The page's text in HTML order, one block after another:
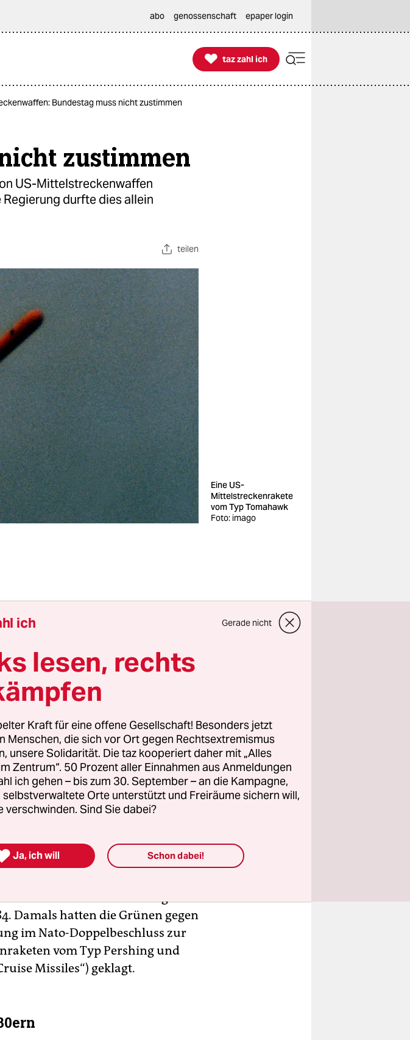
abo genossenschaft epaper login

taz zahl ich
taz zahl ich
Bundestag muss nicht zustimmen
zustimmen
US-Mittelstreckenwaffen
durfte dies allein
teilen
Eine US-
Mittelstreckenrakete
vom Typ Tomahawk
Foto: imago
neuer US-Raketen in
Schluss kommt ein
Dienstes des Bundestags. Es
Abgeordneten Joana
ist einegemeinsame Erklärung
von Anfang Juni. Ab 2026
US-Mittelstreckenraketen vom
und noch zu
werden. Diese Aufrüstung
Gebiet, etwa im Baltikum,
fand nicht zuletzt in
der Bundestag die
von Raketen, die bis weit
könnten und eine derartige
Damals hatten die Grünen gegen
im Nato-Doppelbeschluss zur
vom Typ Pershing und
Missiles“) geklagt.
ich Gerade nicht
lesen, rechts
Kraft für eine offene Gesellschaft! Besonders jetzt
Menschen, die sich vor Ort gegen Rechtsextremismus
unsere Solidarität. Die taz kooperiert daher mit „Alles
Zentrum“. 50 Prozent aller Einnahmen aus Anmeldungen
ich gehen – bis zum 30. September – an die Kampagne,
selbstverwaltete Orte unterstützt und Freiräume sichern will,
verschwinden. Sind Sie dabei?
Ja, ich will Schon dabei!